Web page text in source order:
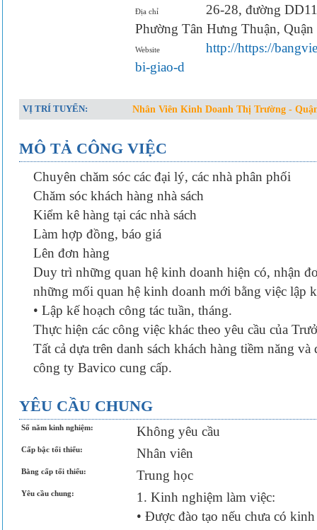
Địa chỉ
26-28, đường
Phường Tân Hưng Thuận,
Website
http://https://
bi-giao-d
VỊ TRÍ TUYỂN: Nhân Viên Kinh Doanh Thị Trường -
MÔ TẢ CÔNG VIỆC
Chuyên chăm sóc các đại lý, các nhà phân phối
Chăm sóc khách hàng nhà sách
Kiểm kê hàng tại các nhà sách
Làm hợp đồng, báo giá
Lên đơn hàng
Duy trì những quan hệ kinh doanh hiện có, nhận
những mối quan hệ kinh doanh mới bằng việc lập
• Lập kế hoạch công tác tuần, tháng.
Thực hiện các công việc khác theo yêu cầu của
Tất cả dựa trên danh sách khách hàng tiềm năng và
công ty Bavico cung cấp.
YÊU CẦU CHUNG
Số năm kinh nghiệm: Không yêu cầu
Cấp bậc tối thiểu: Nhân viên
Bằng cấp tối thiểu: Trung học
Yêu cầu chung:
1. Kinh nghiệm làm việc:
• Được đào tạo nếu chưa có